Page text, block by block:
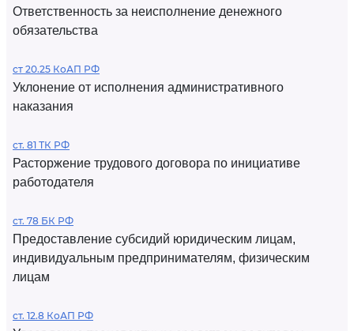
Ответственность за неисполнение денежного
обязательства
ст 20.25 КоАП РФ
Уклонение от исполнения административного
наказания
ст. 81 ТК РФ
Расторжение трудового договора по инициативе
работодателя
ст. 78 БК РФ
Предоставление субсидий юридическим лицам,
индивидуальным предпринимателям, физическим
лицам
ст. 12.8 КоАП РФ